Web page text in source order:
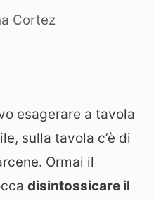
Cortez
esagerare a tavola
sulla tavola c’è di
Ormai il
disintossicare il